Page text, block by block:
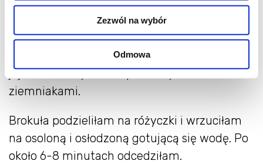
Zezwól na wybór
Odmowa
pieczenia). Szparagi można też obsmażyć na
Szparagi podałam z ugotowanymi brokułami,
jajem sadzonym oraz pieczonymi
ziemniakami.
Brokuła podzieliłam na różyczki i wrzuciłam
na osoloną i osłodzoną gotującą się wodę. Po
około 6-8 minutach odcedziłam.